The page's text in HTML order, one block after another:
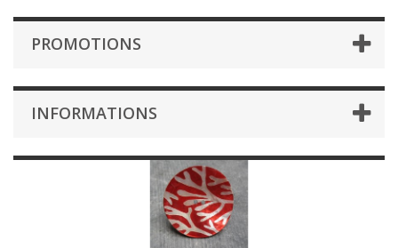
PROMOTIONS
INFORMATIONS